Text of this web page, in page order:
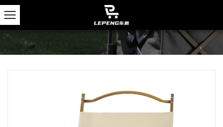
Inicio Sillas de Campamento
plegable de campamento para picnic y pesca al aire
libre
PESCA AL AIRE LIBRE